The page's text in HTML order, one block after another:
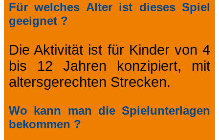
Für welches Alter ist dieses Spiel
geeignet ?
Die Aktivität ist für Kinder von 4
bis 12 Jahren konzipiert, mit
altersgerechten Strecken.
Wo kann man die Spielunterlagen
bekommen ?